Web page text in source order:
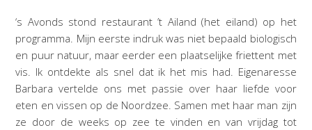
‘s Avonds stond restaurant ’t Ailand (het eiland) op het
programma. Mijn eerste indruk was niet bepaald biologisch
en puur natuur, maar eerder een plaatselijke friettent met
vis. Ik ontdekte als snel dat ik het mis had. Eigenaresse
Barbara vertelde ons met passie over haar liefde voor
eten en vissen op de Noordzee. Samen met haar man zijn
ze door de weeks op zee te vinden en van vrijdag tot